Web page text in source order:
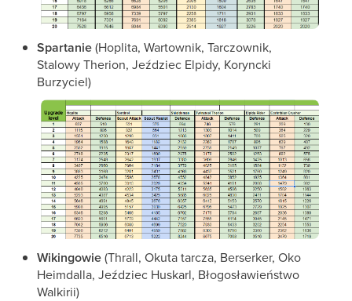
Spartanie(Hoplita, Wartownik, Tarczownik,
Stalowy Therion, Jeździec Elpidy, Koryncki
Burzyciel)
Wikingowie(Thrall, Okuta tarcza, Berserker, Oko
Heimdalla, Jeździec Huskarl, Błogosławieństwo
Walkirii)